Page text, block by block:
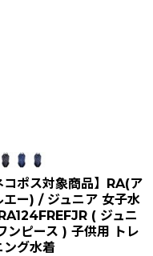
コポス対象商品】RA(ア
エー) / ジュニア 女子水
( ジュニ
ンピース ) 子供用 トレ
ング水着